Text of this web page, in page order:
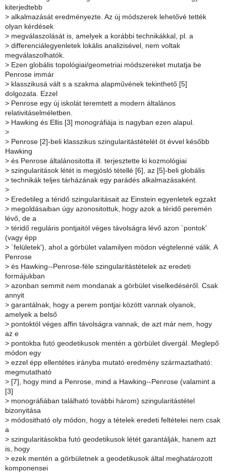
kiterjedtebb
> alkalmazását eredményezte. Az új módszerek lehetővé tették
olyan kérdések
> megválaszolását is, amelyek a korábbi technikákkal, pl. a
> differenciálegyenletek lokális analizisével, nem voltak
megválaszolhatók.
> Ezen globális topológiai/geometriai módszereket mutatja be
Penrose immár
> klasszikusá vált s a szakma alapművének tekinthető [5]
dolgozata. Ezzel
> Penrose egy új iskolát teremtett a modern általános
relativitáselméletben.
> Hawking és Ellis [3] monográfiája is nagyban ezen alapul.
>
> Penrose [2]-beli klasszikus szingularitástételét öt évvel később
Hawking
> és Penrose általánositotta ill. terjesztette ki kozmológiai
> szingularitások létét is megjósló tétellé [6], az [5]-beli globális
> technikák teljes tárházának egy parádés alkalmazásaként.
>
> Eredetileg a téridő szingularitásait az Einstein egyenletek egzakt
> megoldásaiban úgy azonositottuk, hogy azok a téridő peremén
lévő, de a
> téridő reguláris pontjaitól véges távolságra lévő azon `pontok'
(vagy épp
> `felületek'), ahol a görbület valamilyen módon végtelenné válik. A
Penrose
> és Hawking--Penrose-féle szingularitástételek az eredeti
formájukban
> azonban semmit nem mondanak a görbület viselkedéséről. Csak
annyit
> garantálnak, hogy a perem pontjai között vannak olyanok,
amelyek a belső
> pontoktól véges affin távolságra vannak, de azt már nem, hogy
az e
> pontokba futó geodetikusok mentén a görbület divergál. Meglepő
módon egy
> ezzel épp ellentétes irányba mutató eredmény származtatható:
megmutatható
> [7], hogy mind a Penrose, mind a Hawking--Penrose (valamint a
[3]
> monográfiában található további három) szingularitástétel
bizonyitása
> módositható oly módon, hogy a tételek eredeti feltételei nem csak
a
> szingularitásokba futó geodetikusok létét garantálják, hanem azt
is, hogy
> ezek mentén a görbületnek a geodetikusok által meghatározott
komponensei